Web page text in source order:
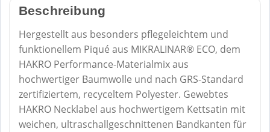
Beschreibung
Hergestellt aus besonders pflegeleichtem und
funktionellem Piqué aus MIKRALINAR® ECO, dem
HAKRO Performance-Materialmix aus
hochwertiger Baumwolle und nach GRS-Standard
zertifiziertem, recyceltem Polyester. Gewebtes
HAKRO Necklabel aus hochwertigem Kettsatin mit
weichen, ultraschallgeschnittenen Bandkanten für